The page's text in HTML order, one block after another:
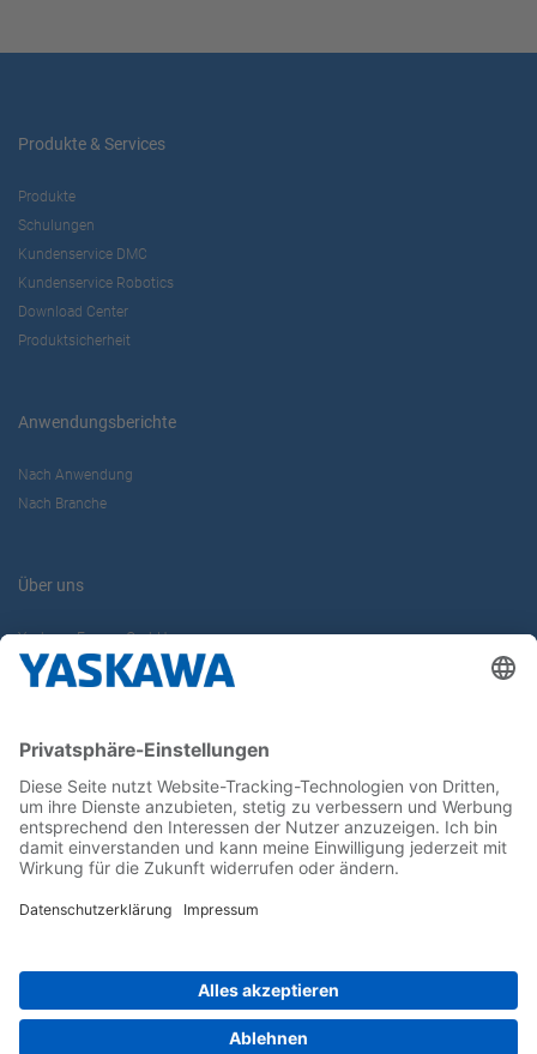
Produkte & Services
Produkte
Schulungen
Kundenservice DMC
Kundenservice Robotics
Download Center
Produktsicherheit
Anwendungsberichte
Nach Anwendung
Nach Branche
Über uns
Yaskawa Europe GmbH
Karriere
Newsletter
Follow us on...